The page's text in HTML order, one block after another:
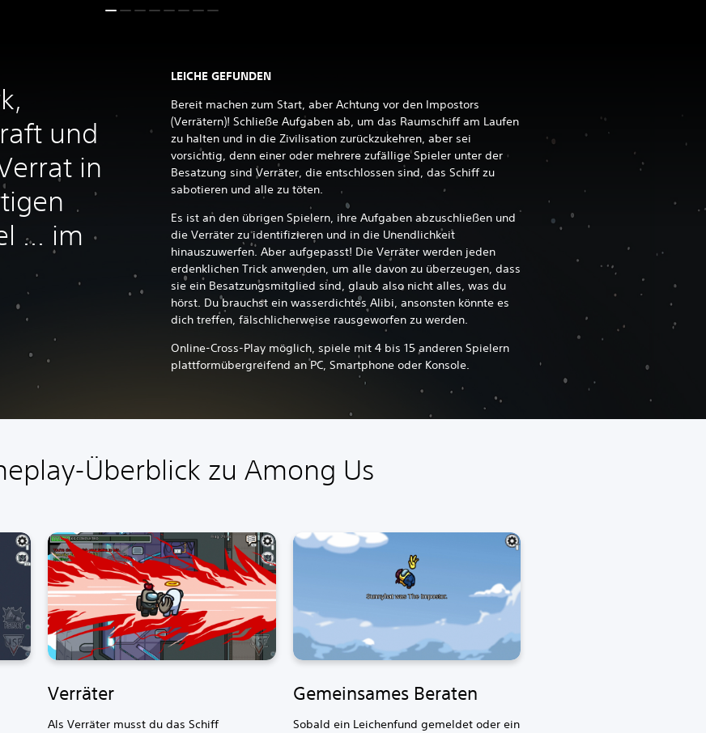
und
in
... im
LEICHE GEFUNDEN
Bereit machen zum Start, aber Achtung vor den Impostors
(Verrätern)! Schließe Aufgaben ab, um das Raumschiff am Laufen
zu halten und in die Zivilisation zurückzukehren, aber sei
vorsichtig, denn einer oder mehrere zufällige Spieler unter der
Besatzung sind Verräter, die entschlossen sind, das Schiff zu
sabotieren und alle zu töten.
Es ist an den übrigen Spielern, ihre Aufgaben abzuschließen und
die Verräter zu identifizieren und in die Unendlichkeit
hinauszuwerfen. Aber aufgepasst! Die Verräter werden jeden
erdenklichen Trick anwenden, um alle davon zu überzeugen, dass
sie ein Besatzungsmitglied sind, glaub also nicht alles, was du
hörst. Du brauchst ein wasserdichtes Alibi, ansonsten könnte es
dich treffen, fälschlicherweise rausgeworfen zu werden.
Online-Cross-Play möglich, spiele mit 4 bis 15 anderen Spielern
plattformübergreifend an PC, Smartphone oder Konsole.
Überblick zu Among Us
Verräter
Als Verräter musst du das Schiff
Gemeinsames Beraten
Sobald ein Leichenfund gemeldet oder ein